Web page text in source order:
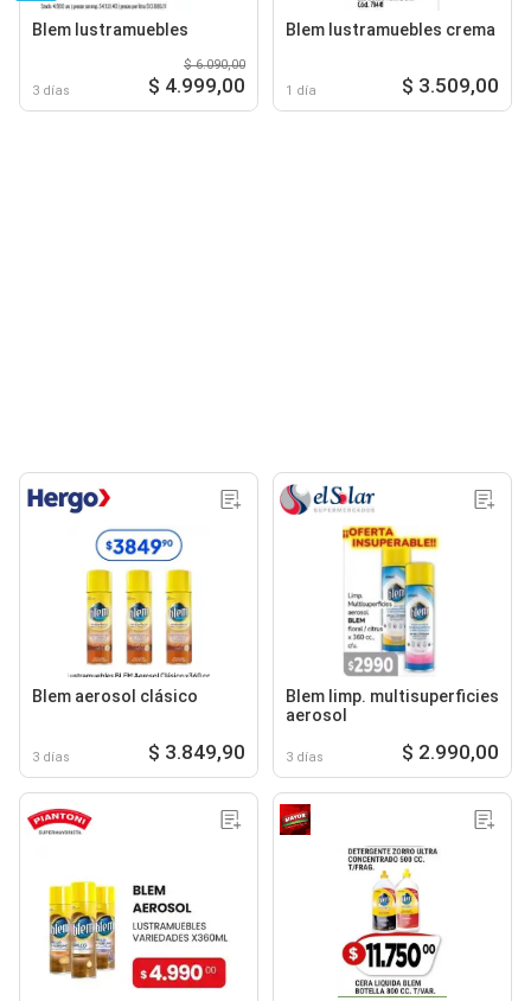
Blem lustramuebles
3 días
$ 6.090,00
$ 4.999,00
Blem lustramuebles crema
1 día $ 3.509,00
Blem aerosol clásico
3 días $ 3.849,90
Blem limp. multisuperficies
aerosol
3 días $ 2.990,00